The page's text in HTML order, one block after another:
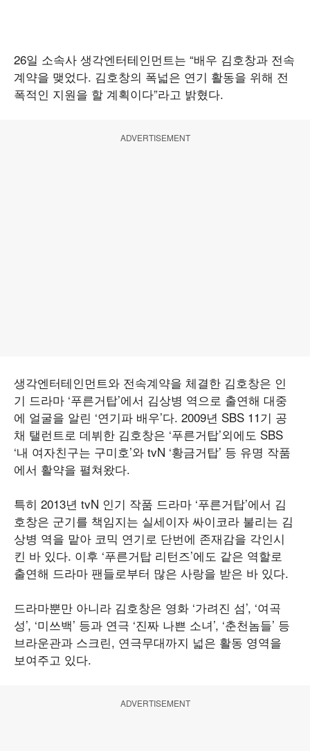
26일 소속사 생각엔터테인먼트는 “배우 김호창과 전속
계약을 맺었다. 김호창의 폭넓은 연기 활동을 위해 전
폭적인 지원을 할 계획이다”라고 밝혔다.
ADVERTISEMENT
생각엔터테인먼트와 전속계약을 체결한 김호창은 인
기 드라마 ‘푸른거탑’에서 김상병 역으로 출연해 대중
에 얼굴을 알린 ‘연기파 배우’다. 2009년 SBS 11기 공
채 탤런트로 데뷔한 김호창은 ‘푸른거탑’외에도 SBS
‘내 여자친구는 구미호’와 tvN ‘황금거탑’ 등 유명 작품
에서 활약을 펼쳐왔다.
특히 2013년 tvN 인기 작품 드라마 ‘푸른거탑’에서 김
호창은 군기를 책임지는 실세이자 싸이코라 불리는 김
상병 역을 맡아 코믹 연기로 단번에 존재감을 각인시
킨 바 있다. 이후 ‘푸른거탑 리턴즈’에도 같은 역할로
출연해 드라마 팬들로부터 많은 사랑을 받은 바 있다.
드라마뿐만 아니라 김호창은 영화 ‘가려진 섬’, ‘여곡
성’, ‘미쓰백’ 등과 연극 ‘진짜 나쁜 소녀’, ‘춘천놈들’ 등
브라운관과 스크린, 연극무대까지 넓은 활동 영역을
보여주고 있다.
ADVERTISEMENT